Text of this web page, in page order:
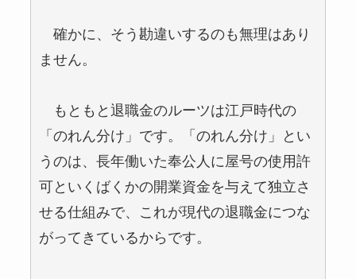
確かに、そう勘違いするのも無理はあり
ません。
もともと退職金のルーツは江戸時代の
「のれん分け」です。「のれん分け」とい
うのは、長年働いた奉公人に屋号の使用許
可といくばくかの開業資金を与えて独立さ
せる仕組みで、これが現代の退職金につな
がってきているからです。